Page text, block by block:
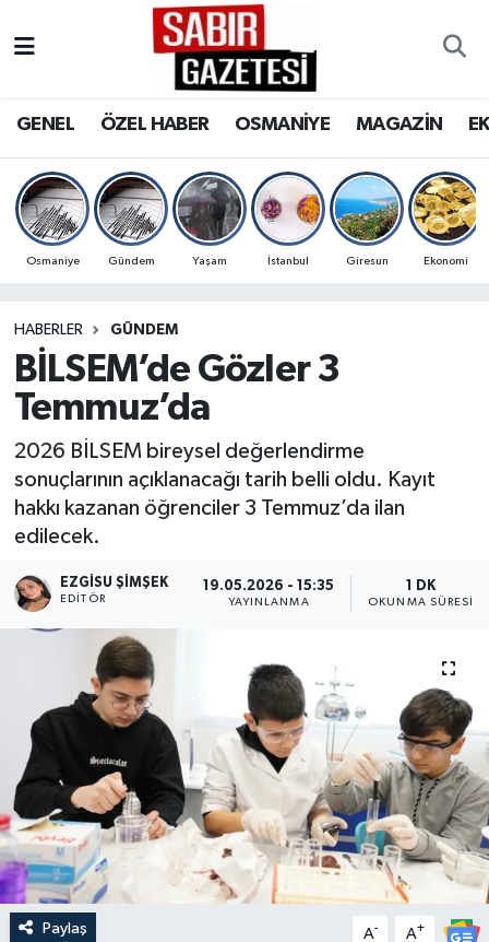
GENEL ÖZEL HABER OSMANİYE MAGAZİN
Osmaniye Gündem Yaşam İstanbul Giresun Ekonomi
HABERLER GÜNDEM
BİLSEM’de Gözler 3
Temmuz’da
2026 BİLSEM bireysel değerlendirme
sonuçlarının açıklanacağı tarih belli oldu. Kayıt
hakkı kazanan öğrenciler 3 Temmuz’da ilan
edilecek.
EZGISU ŞIMŞEK
EDITÖR
19.05.2026 - 15:35
YAYINLANMA
1 DK
OKUNMA SÜRESI
Paylaş A- A+
OSMANİYE
MAGAZİN
SPOR
RESMİ İLANLAR
Osmaniye Nöbetçi Eczaneler
Osmaniye Trafik Yoğunluk Haritası
Süper Lig Puan Durumu ve Fikstür
Son Dakika Haberleri
Haber Arşivi